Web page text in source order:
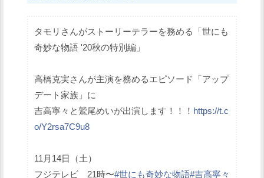
タモリさんがストーリーテラーを務める「世にも
奇妙な物語 '20秋の特別編」
高橋克実さんが主演を務めるエピソード「アップ
デート家族」に
吉高寧々と鷲尾めいが出演します！！！ https://t.c
o/Y2rsa7C9u8
11月14日（土）
フジテレビ 21時〜#世にも奇妙な物語#吉高寧々